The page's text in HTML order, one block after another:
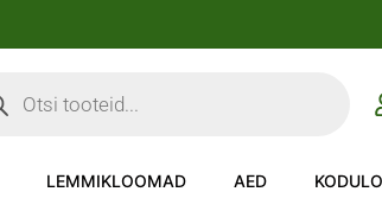
LEMMIKLOOMAD AED